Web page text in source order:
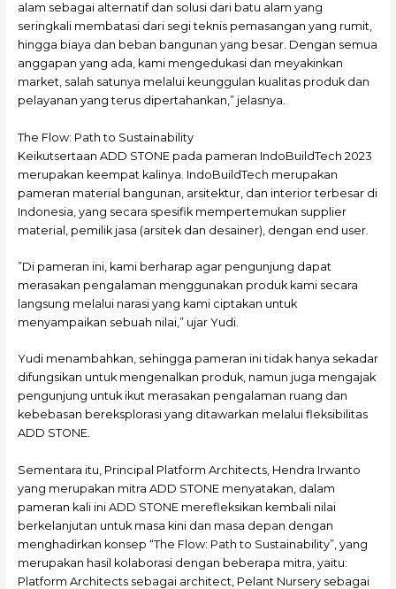
alam sebagai alternatif dan solusi dari batu alam yang
seringkali membatasi dari segi teknis pemasangan yang rumit,
hingga biaya dan beban bangunan yang besar. Dengan semua
anggapan yang ada, kami mengedukasi dan meyakinkan
market, salah satunya melalui keunggulan kualitas produk dan
pelayanan yang terus dipertahankan,” jelasnya.
The Flow: Path to Sustainability
Keikutsertaan ADD STONE pada pameran IndoBuildTech 2023
merupakan keempat kalinya. IndoBuildTech merupakan
pameran material bangunan, arsitektur, dan interior terbesar di
Indonesia, yang secara spesifik mempertemukan supplier
material, pemilik jasa (arsitek dan desainer), dengan end user.
”Di pameran ini, kami berharap agar pengunjung dapat
merasakan pengalaman menggunakan produk kami secara
langsung melalui narasi yang kami ciptakan untuk
menyampaikan sebuah nilai,” ujar Yudi.
Yudi menambahkan, sehingga pameran ini tidak hanya sekadar
difungsikan untuk mengenalkan produk, namun juga mengajak
pengunjung untuk ikut merasakan pengalaman ruang dan
kebebasan bereksplorasi yang ditawarkan melalui fleksibilitas
ADD STONE.
Sementara itu, Principal Platform Architects, Hendra Irwanto
yang merupakan mitra ADD STONE menyatakan, dalam
pameran kali ini ADD STONE merefleksikan kembali nilai
berkelanjutan untuk masa kini dan masa depan dengan
menghadirkan konsep “The Flow: Path to Sustainability”, yang
merupakan hasil kolaborasi dengan beberapa mitra, yaitu:
Platform Architects sebagai architect, Pelant Nursery sebagai